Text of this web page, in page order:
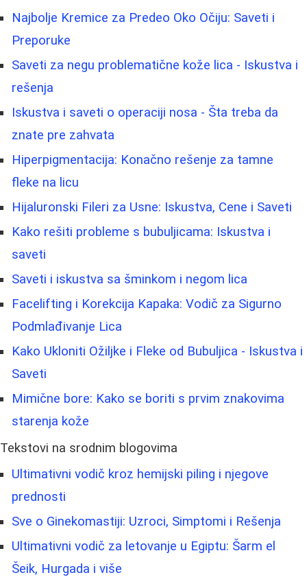
Najbolje Kremice za Predeo Oko Očiju: Saveti i
Preporuke
Saveti za negu problematične kože lica - Iskustva i
rešenja
Iskustva i saveti o operaciji nosa - Šta treba da
znate pre zahvata
Hiperpigmentacija: Konačno rešenje za tamne
fleke na licu
Hijaluronski Fileri za Usne: Iskustva, Cene i Saveti
Kako rešiti probleme s bubuljicama: Iskustva i
saveti
Saveti i iskustva sa šminkom i negom lica
Facelifting i Korekcija Kapaka: Vodič za Sigurno
Podmlađivanje Lica
Kako Ukloniti Ožiljke i Fleke od Bubuljica - Iskustva i
Saveti
Mimične bore: Kako se boriti s prvim znakovima
starenja kože
Tekstovi na srodnim blogovima
Ultimativni vodič kroz hemijski piling i njegove
prednosti
Sve o Ginekomastiji: Uzroci, Simptomi i Rešenja
Ultimativni vodič za letovanje u Egiptu: Šarm el
Šeik, Hurgada i više